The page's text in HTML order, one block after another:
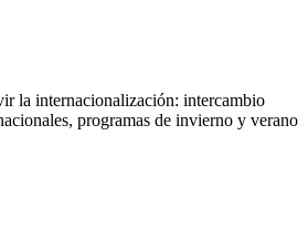
la internacionalización: intercambio
programas de invierno y verano